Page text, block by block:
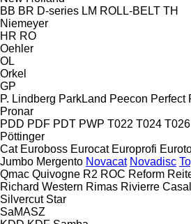
BB BR D-series LM ROLL-BELT TH
Niemeyer
HR RO
Oehler
OL
Orkel
GP
P. Lindberg ParkLand Peecon Perfect
Pronar
PDD PDF PDT PWP T022 T024 T026
Pöttinger
Cat Euroboss Eurocat Europrofi
Jumbo Mergento Novacat Novadisc
Qmac Quivogne R2 ROC Reform
Richard Western Rimas Rivierre
Silvercut Star
SaMASZ